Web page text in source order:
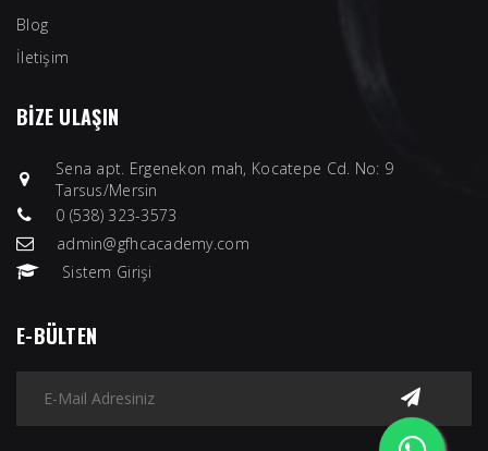
Blog
İletişim
BİZE ULAŞIN
Sena apt. Ergenekon mah, Kocatepe Cd. No: 9
Tarsus/Mersin
0 (538) 323-3573
admin@gfhcacademy.com
Sistem Girişi
E-BÜLTEN